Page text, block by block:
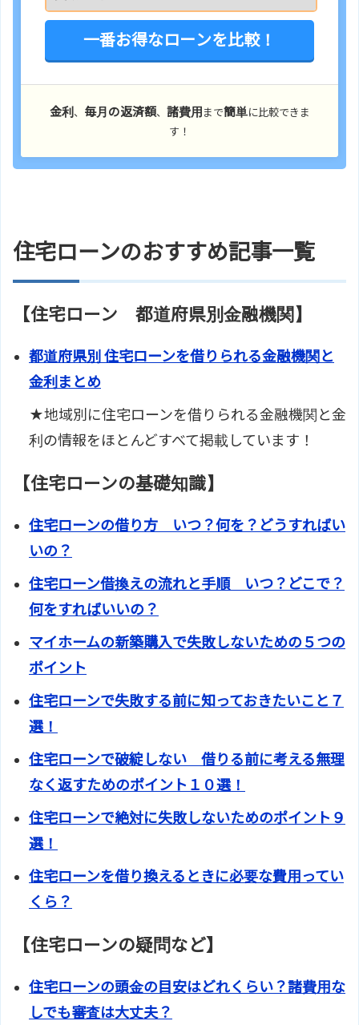
一番お得なローンを比較！
金利 、 毎月の返済額、 諸費用 まで簡単に比較できま
す！
住宅ローンのおすすめ記事一覧
【住宅ローン 都道府県別金融機関】
都道府県別 住宅ローンを借りられる金融機関と
金利まとめ
★地域別に住宅ローンを借りられる金融機関と金
利の情報をほとんどすべて掲載しています！
【住宅ローンの基礎知識】
住宅ローンの借り方 いつ？何を？どうすればい
いの？
住宅ローン借換えの流れと手順 いつ？どこで？
何をすればいいの？
マイホームの新築購入で失敗しないための５つの
ポイント
住宅ローンで失敗する前に知っておきたいこと７
選！
住宅ローンで破綻しない 借りる前に考える無理
なく返すためのポイント１０選！
住宅ローンで絶対に失敗しないためのポイント９
選！
住宅ローンを借り換えるときに必要な費用ってい
くら？
【住宅ローンの疑問など】
住宅ローンの頭金の目安はどれくらい？諸費用な
しでも審査は大丈夫？